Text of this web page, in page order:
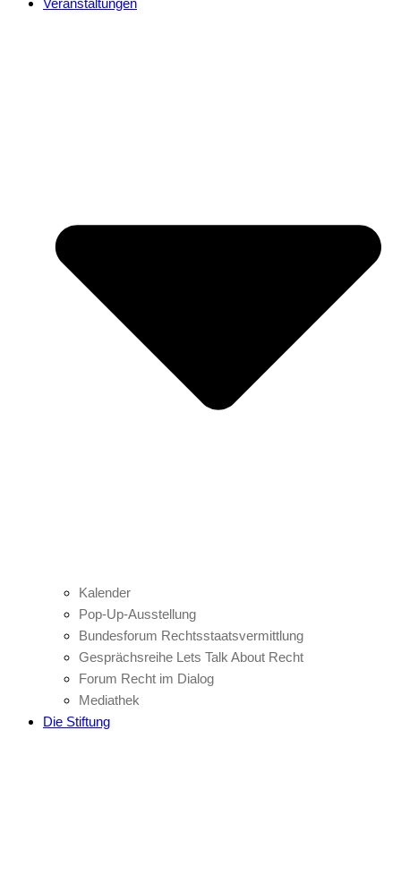
Veranstaltungen
Kalender
Pop-Up-Ausstellung
Bundesforum Rechtsstaatsvermittlung
Gesprächsreihe Lets Talk About Recht
Forum Recht im Dialog
Mediathek
Die Stiftung